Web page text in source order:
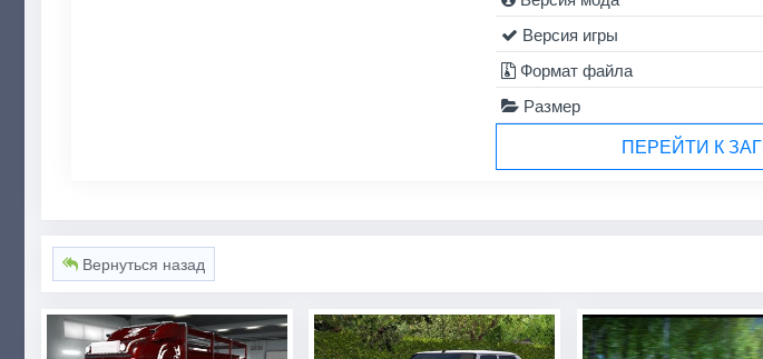
Версия игры
Формат файла
Размер
ПЕРЕЙТИ К
Вернуться назад